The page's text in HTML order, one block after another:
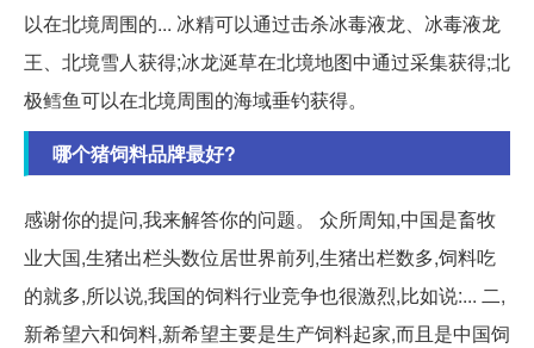
以在北境周围的... 冰精可以通过击杀冰毒液龙、冰毒液龙
王、北境雪人获得;冰龙涎草在北境地图中通过采集获得;北
极鳕鱼可以在北境周围的海域垂钓获得。
哪个猪饲料品牌最好?
感谢你的提问,我来解答你的问题。 众所周知,中国是畜牧
业大国,生猪出栏头数位居世界前列,生猪出栏数多,饲料吃
的就多,所以说,我国的饲料行业竞争也很激烈,比如说:... 二,
新希望六和饲料,新希望主要是生产饲料起家,而且是中国饲